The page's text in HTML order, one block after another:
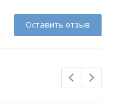
Оставить отзыв